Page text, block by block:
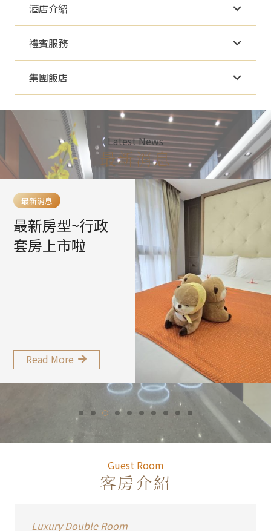
酒店介紹
禮賓服務
集團飯店
Latest News
最新消息
最新消息
最新房型~行政
套房上市啦
Read More
Guest
Guest Room
客房介紹
Luxury Double Room